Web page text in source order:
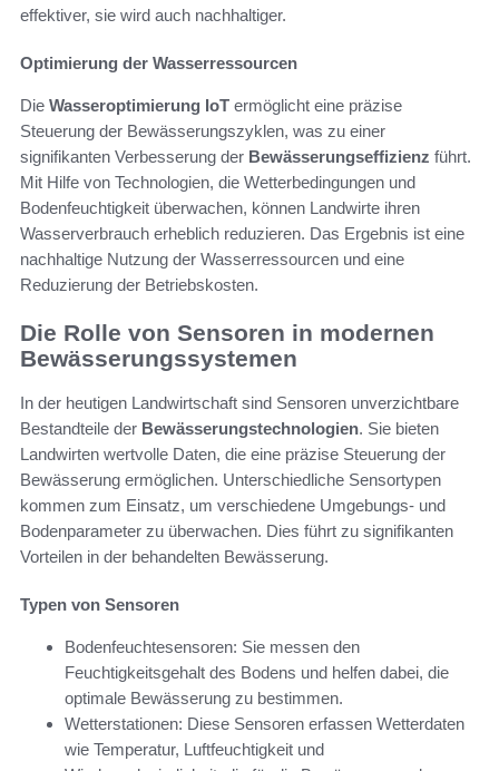
effektiver, sie wird auch nachhaltiger.
Optimierung der Wasserressourcen
Die Wasseroptimierung IoT ermöglicht eine präzise
Steuerung der Bewässerungszyklen, was zu einer
signifikanten Verbesserung der Bewässerungseffizienz führt.
Mit Hilfe von Technologien, die Wetterbedingungen und
Bodenfeuchtigkeit überwachen, können Landwirte ihren
Wasserverbrauch erheblich reduzieren. Das Ergebnis ist eine
nachhaltige Nutzung der Wasserressourcen und eine
Reduzierung der Betriebskosten.
Die Rolle von Sensoren in modernen
Bewässerungssystemen
In der heutigen Landwirtschaft sind Sensoren unverzichtbare
Bestandteile der Bewässerungstechnologien. Sie bieten
Landwirten wertvolle Daten, die eine präzise Steuerung der
Bewässerung ermöglichen. Unterschiedliche Sensortypen
kommen zum Einsatz, um verschiedene Umgebungs- und
Bodenparameter zu überwachen. Dies führt zu signifikanten
Vorteilen in der behandelten Bewässerung.
Typen von Sensoren
Bodenfeuchtesensoren: Sie messen den
Feuchtigkeitsgehalt des Bodens und helfen dabei, die
optimale Bewässerung zu bestimmen.
Wetterstationen: Diese Sensoren erfassen Wetterdaten
wie Temperatur, Luftfeuchtigkeit und